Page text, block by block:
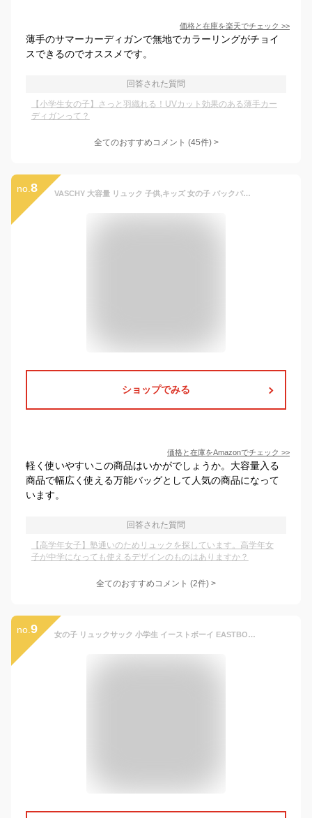
価格と在庫を楽天でチェック >>
薄手のサマーカーディガンで無地でカラーリングがチョイ
スできるのでオススメです。
回答された質問
【小学生女の子】さっと羽織れる！UVカット効果のある薄手カー
ディガンって？
全てのおすすめコメント (45件) >
no. 8 VASCHY 大容量 リュック 子供,キッズ 女の子 バックパック 通学 高校生 女子 15つポケット A4対応 軽量 ガールズ 18L バッグ 撥水加工 低学年 遠足 黒
ショップでみる
価格と在庫をAmazonでチェック >>
軽く使いやすいこの商品はいかがでしょうか。大容量入る
商品で幅広く使える万能バッグとして人気の商品になって
います。
回答された質問
【高学年女子】塾通いのためリュックを探しています。高学年女
子が中学になっても使えるデザインのものはありますか？
全てのおすすめコメント (2件) >
no. 9 女の子 リュックサック 小学生 イーストボーイ EASTBOY キッズ リュック ジュニア エルメ キッズリュック デイパック 大きめ 通学バッグ ハート 女子 軽量 ブラック 小学校 高学年 8歳 9歳 10歳 修学旅行 入学 B5 A4 19L 通学 習い事 塾 黒 ハーネス付き EBA98